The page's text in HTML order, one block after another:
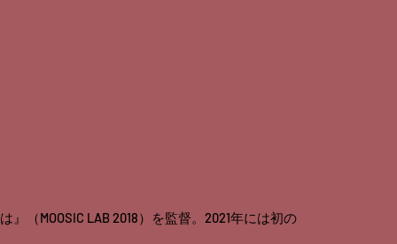
（MOOSIC LAB 2018）を監督。2021年には初の